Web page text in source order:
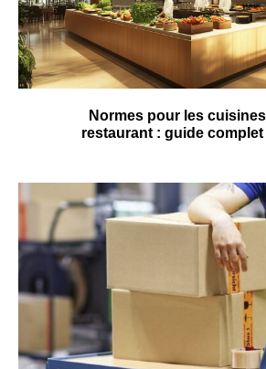
Normes pour les
restaurant : guide